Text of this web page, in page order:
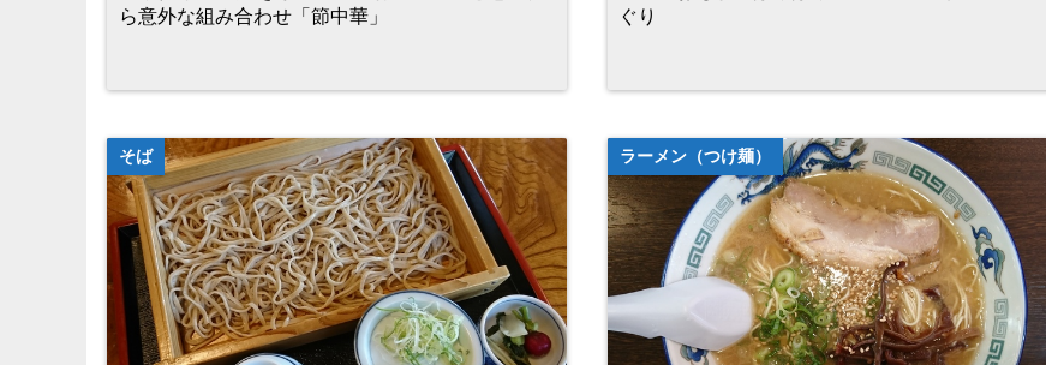
ら意外な組み合わせ「節中華」
ぐり
そば ラーメン（つけ麺）